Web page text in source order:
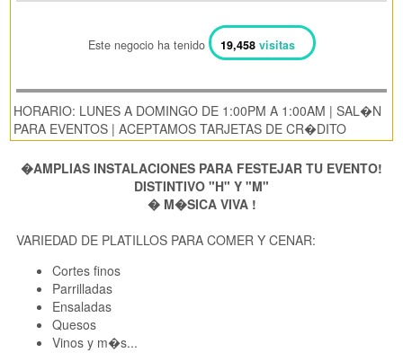
Este negocio ha tenido 19,458visitas
HORARIO: LUNES A DOMINGO DE 1:00PM A 1:00AM | SAL�N
PARA EVENTOS | ACEPTAMOS TARJETAS DE CR�DITO
�AMPLIAS INSTALACIONES PARA FESTEJAR TU EVENTO!
DISTINTIVO "H" Y "M"
� M�SICA VIVA !
VARIEDAD DE PLATILLOS PARA COMER Y CENAR:
Cortes finos
Parrilladas
Ensaladas
Quesos
Vinos y m�s...